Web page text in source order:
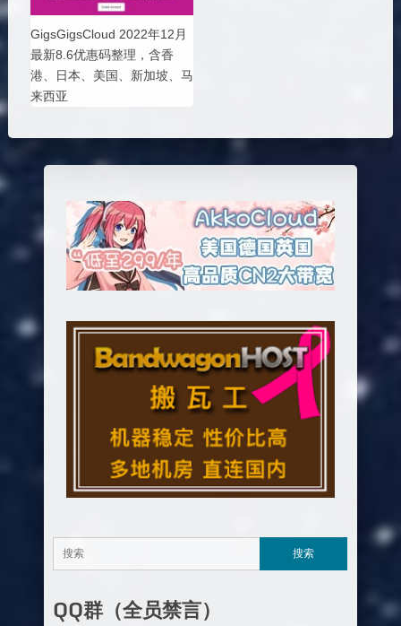
GigsGigsCloud 2022年12月
最新8.6优惠码整理，含香
港、日本、美国、新加坡、马
来西亚
QQ群（全员禁言）